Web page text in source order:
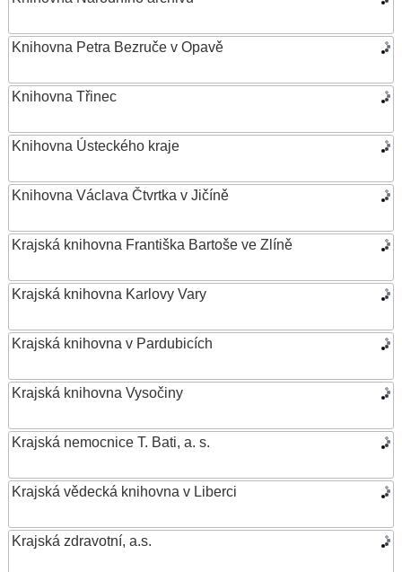
Knihovna Petra Bezruče v Opavě
Knihovna Třinec
Knihovna Ústeckého kraje
Knihovna Václava Čtvrtka v Jičíně
Krajská knihovna Františka Bartoše ve Zlíně
Krajská knihovna Karlovy Vary
Krajská knihovna v Pardubicích
Krajská knihovna Vysočiny
Krajská nemocnice T. Bati, a. s.
Krajská vědecká knihovna v Liberci
Krajská zdravotní, a.s.